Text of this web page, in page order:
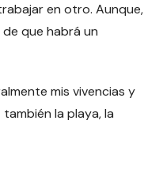
en otro. Aunque,
que habrá un
mis vivencias y
la playa, la